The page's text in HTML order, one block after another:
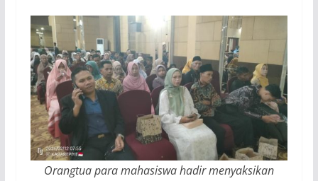
Orangtua para mahasiswa hadir menyaksikan